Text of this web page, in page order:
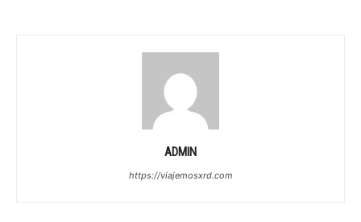
ADMIN
https://viajemosxrd.com